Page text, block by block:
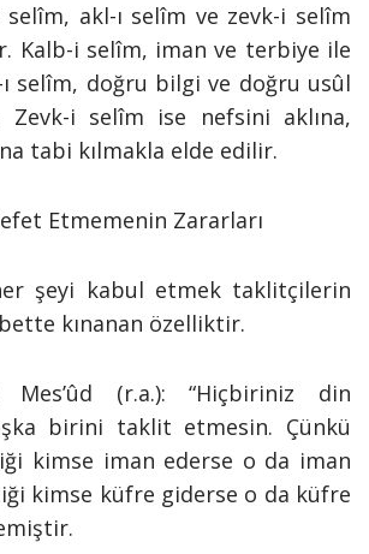
selîm, akl-ı selîm ve zevk-i selîm
Kalb-i selîm, iman ve terbiye ile
selîm, doğru bilgi ve doğru usûl
i selîm ise nefsini aklına,
tabi kılmakla elde edilir.
Etmemenin Zararları
şeyi kabul etmek taklitçilerin
kınanan özelliktir.
(r.a.): “Hiçbiriniz din
birini taklit etmesin. Çünkü
kimse iman ederse o da iman
kimse küfre giderse o da küfre